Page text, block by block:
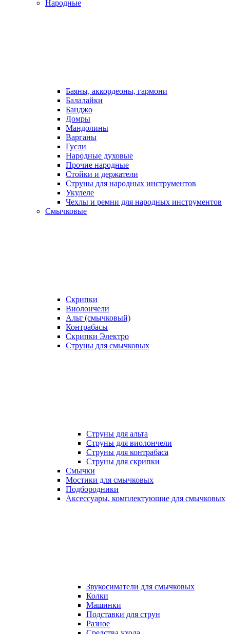
Народные
Баяны, аккордеоны, гармони
Балалайки
Банджо
Домры
Мандолины
Варганы
Гусли
Народные духовые
Прочие народные
Стойки и держатели
Струны для народных инструментов
Укулеле
Чехлы и ремни для народных инструментов
Смычковые
Скрипки
Виолончели
Альт (смычковый)
Контрабасы
Скрипки Электро
Струны для смычковых
Струны для альта
Струны для виолончели
Струны для контрабаса
Струны для скрипки
Смычки
Мостики для смычковых
Подбородники
Аксеcсуары, комплектующие для смычковых
Звукосиматели для смычковых
Колки
Машинки
Подставки для струн
Разное